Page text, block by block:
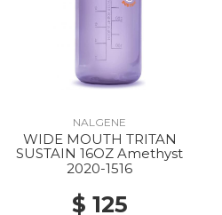
NALGENE
WIDE MOUTH TRITAN
SUSTAIN 16OZ Amethyst
2020-1516
$ 125